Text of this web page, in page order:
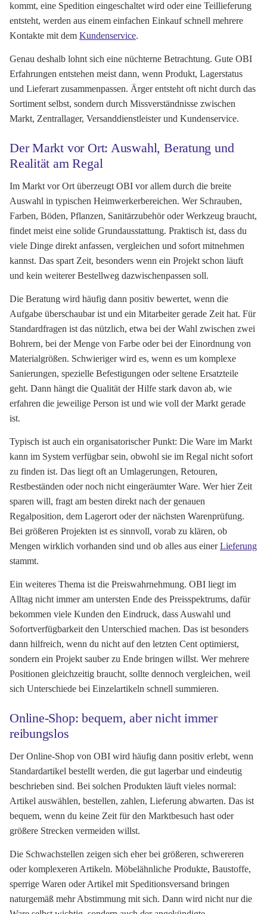
kommt, eine Spedition eingeschaltet wird oder eine Teillieferung
entsteht, werden aus einem einfachen Einkauf schnell mehrere
Kontakte mit dem Kundenservice.
Genau deshalb lohnt sich eine nüchterne Betrachtung. Gute OBI
Erfahrungen entstehen meist dann, wenn Produkt, Lagerstatus
und Lieferart zusammenpassen. Ärger entsteht oft nicht durch das
Sortiment selbst, sondern durch Missverständnisse zwischen
Markt, Zentrallager, Versanddienstleister und Kundenservice.
Der Markt vor Ort: Auswahl, Beratung und
Realität am Regal
Im Markt vor Ort überzeugt OBI vor allem durch die breite
Auswahl in typischen Heimwerkerbereichen. Wer Schrauben,
Farben, Böden, Pflanzen, Sanitärzubehör oder Werkzeug braucht,
findet meist eine solide Grundausstattung. Praktisch ist, dass du
viele Dinge direkt anfassen, vergleichen und sofort mitnehmen
kannst. Das spart Zeit, besonders wenn ein Projekt schon läuft
und kein weiterer Bestellweg dazwischenpassen soll.
Die Beratung wird häufig dann positiv bewertet, wenn die
Aufgabe überschaubar ist und ein Mitarbeiter gerade Zeit hat. Für
Standardfragen ist das nützlich, etwa bei der Wahl zwischen zwei
Bohrern, bei der Menge von Farbe oder bei der Einordnung von
Materialgrößen. Schwieriger wird es, wenn es um komplexe
Sanierungen, spezielle Befestigungen oder seltene Ersatzteile
geht. Dann hängt die Qualität der Hilfe stark davon ab, wie
erfahren die jeweilige Person ist und wie voll der Markt gerade
ist.
Typisch ist auch ein organisatorischer Punkt: Die Ware im Markt
kann im System verfügbar sein, obwohl sie im Regal nicht sofort
zu finden ist. Das liegt oft an Umlagerungen, Retouren,
Restbeständen oder noch nicht eingeräumter Ware. Wer hier Zeit
sparen will, fragt am besten direkt nach der genauen
Regalposition, dem Lagerort oder der nächsten Warenprüfung.
Bei größeren Projekten ist es sinnvoll, vorab zu klären, ob
Mengen wirklich vorhanden sind und ob alles aus einerLieferung
stammt.
Ein weiteres Thema ist die Preiswahrnehmung. OBI liegt im
Alltag nicht immer am untersten Ende des Preisspektrums, dafür
bekommen viele Kunden den Eindruck, dass Auswahl und
Sofortverfügbarkeit den Unterschied machen. Das ist besonders
dann hilfreich, wenn du nicht auf den letzten Cent optimierst,
sondern ein Projekt sauber zu Ende bringen willst. Wer mehrere
Positionen gleichzeitig braucht, sollte dennoch vergleichen, weil
sich Unterschiede bei Einzelartikeln schnell summieren.
Online-Shop: bequem, aber nicht immer
reibungslos
Der Online-Shop von OBI wird häufig dann positiv erlebt, wenn
Standardartikel bestellt werden, die gut lagerbar und eindeutig
beschrieben sind. Bei solchen Produkten läuft vieles normal:
Artikel auswählen, bestellen, zahlen, Lieferung abwarten. Das ist
bequem, wenn du keine Zeit für den Marktbesuch hast oder
größere Strecken vermeiden willst.
Die Schwachstellen zeigen sich eher bei größeren, schwereren
oder komplexeren Artikeln. Möbelähnliche Produkte, Baustoffe,
sperrige Waren oder Artikel mit Speditionsversand bringen
naturgemäß mehr Abstimmung mit sich. Dann wird nicht nur die